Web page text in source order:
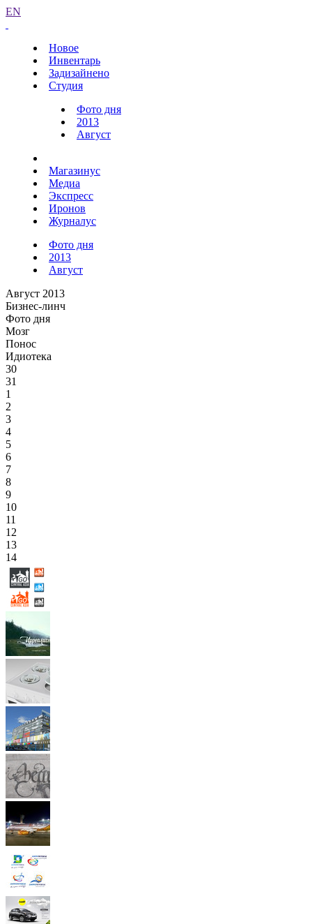
EN
Новое
Инвентарь
Задизайнено
Студия
Фото дня
2013
Август
Магазинус
Медиа
Экспресс
Иронов
Журналус
Фото дня
2013
Август
Август 2013
Бизнес-линч
Фото дня
Мозг
Понос
Идиотека
30
31
1
2
3
4
5
6
7
8
9
10
11
12
13
14